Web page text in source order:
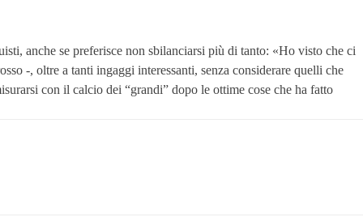
anche se preferisce non sbilanciarsi più di tanto: «Ho visto che ci
-, oltre a tanti ingaggi interessanti, senza considerare quelli che
con il calcio dei “grandi” dopo le ottime cose che ha fatto